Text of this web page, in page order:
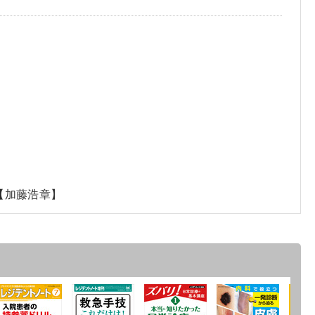
藤浩章】